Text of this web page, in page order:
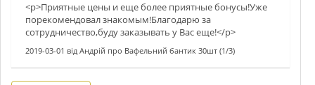
<p>Приятные цены и еще более приятные бонусы!Уже
порекомендовал знакомым!Благодарю за
сотрудничество,буду заказывать у Вас еще!</p>
2019-03-01 від Андрій про Вафельний бантик 30шт (1/3)